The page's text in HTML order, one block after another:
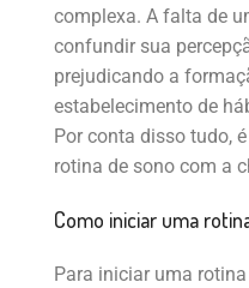
complexa. A falta de
confundir sua
prejudicando a
estabelecimento de
Por conta disso tudo,
rotina de sono com a
Como iniciar uma
Para iniciar uma